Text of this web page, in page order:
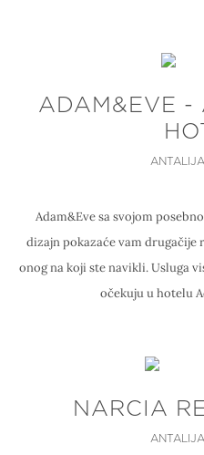
ADAM&EVE -
Adam&Eve sa svojom
dizajn pokazaće vam drugačije
onog na koji ste navikli. Usluga
očekuju u hotelu
NARCIA